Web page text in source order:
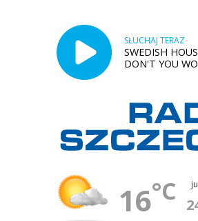
SŁUCHAJ TERAZ
SWEDISH
DON'T YOU
16°C